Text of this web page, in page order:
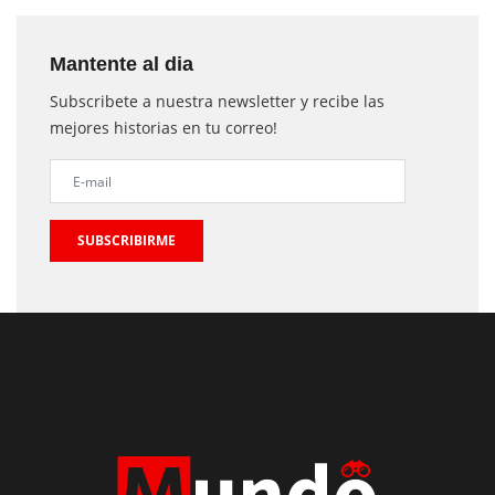
Mantente al dia
Subscribete a nuestra newsletter y recibe las
mejores historias en tu correo!
SUBSCRIBIRME